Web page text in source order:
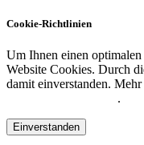
Cookie-Richtlinien
Um Ihnen einen
Website Cookies. Durch
damit einverstanden.
.
Einverstanden